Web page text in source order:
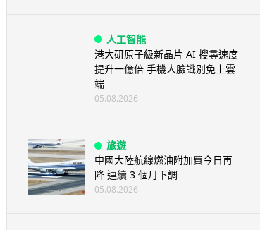
人工智能
港大研原子級新晶片 AI 搜尋速度
提升一億倍 手機人臉識別免上雲
端
05.08.2026
旅遊
中國大陸航線燃油附加費今日再
降 連續 3 個月下調
05.08.2026